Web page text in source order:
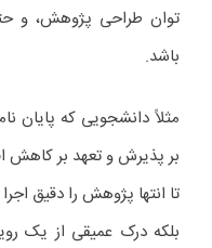
توان طراحی پژوهش، و
باشد.
مثلاً دانشجویی که پایان
بر پذیرش و تعهد بر کاهش
تا انتها پژوهش را دقیق
بلکه درک عمیقی از یک